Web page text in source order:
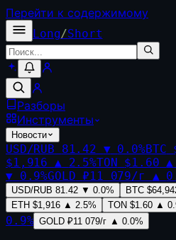
Перейти к содержимому
Long/Short
Разборы
Инструменты
Новости
USD/RUB 81.42 ▼ 0.0%BTC
$1,916 ▲ 2.5%TON $1.60 ▲
▼ 0.9%GOLD ₽11 079/г ▲
USD/RUB 81.42 ▼ 0.0% BTC
ETH $1,916 ▲ 2.5% TON $1.60 ▲
0.9% GOLD ₽11 079/г ▲ 0.0%